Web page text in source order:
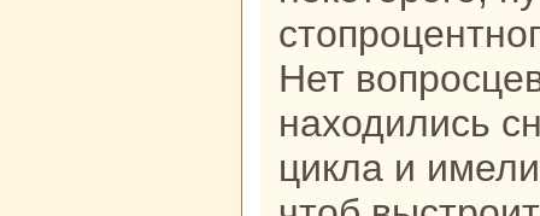
Нет
находились
цикла и